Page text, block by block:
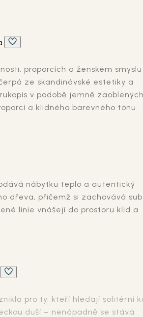
proporcích a ženském
ze skandinávské estetiky a
v podobě jemně
a klidného barevného tónu.
nábytku teplo a autentický
dřeva, přičemž si zachovává
linie vnášejí do prostoru klid a
pro ty, kteří hledají solitérní
duší – nenápadně se stává